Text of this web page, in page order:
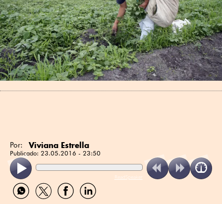
Por: Viviana Estrella
Publicado: 23.05.2016 - 23:50
ReadSpeaker
Compartir
por
Compartir
por
Compartir
por
Compartir
por